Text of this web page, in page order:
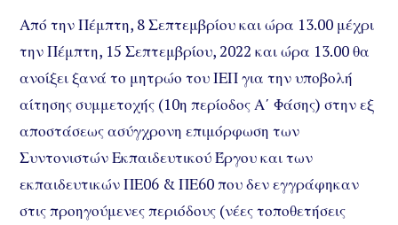
Από την Πέμπτη, 8 Σεπτεμβρίου και ώρα 13.00 μέχρι
την Πέμπτη, 15 Σεπτεμβρίου, 2022 και ώρα 13.00 θα
ανοίξει ξανά το μητρώο του ΙΕΠ για την υποβολή
αίτησης συμμετοχής (10η περίοδος Α΄ Φάσης) στην εξ
αποστάσεως ασύγχρονη επιμόρφωση των
Συντονιστών Εκπαιδευτικού Έργου και των
εκπαιδευτικών ΠΕ06 & ΠΕ60 που δεν εγγράφηκαν
στις προηγούμενες περιόδους (νέες τοποθετήσεις